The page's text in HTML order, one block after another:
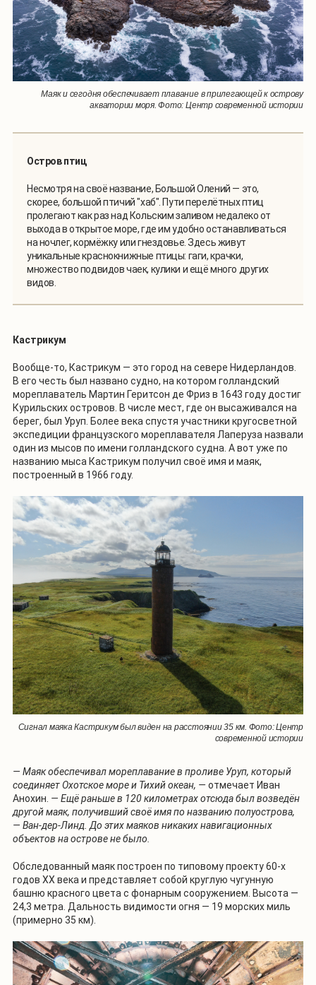
Маяк и сегодня обеспечивает плавание в прилегающей к острову
акватории моря. Фото: Центр современной истории
Остров птиц
Несмотря на своё название, Большой Олений — это,
скорее, большой птичий "хаб". Пути перелётных птиц
пролегают как раз над Кольским заливом недалеко от
выхода в открытое море, где им удобно останавливаться
на ночлег, кормёжку или гнездовье. Здесь живут
уникальные краснокнижные птицы: гаги, крачки,
множество подвидов чаек, кулики и ещё много других
видов.
Кастрикум
Вообще-то, Кастрикум — это город на севере Нидерландов.
В его честь был названо судно, на котором голландский
мореплаватель Мартин Геритсон де Фриз в 1643 году достиг
Курильских островов. В числе мест, где он высаживался на
берег, был Уруп. Более века спустя участники кругосветной
экспедиции французского мореплавателя Лаперуза назвали
один из мысов по имени голландского судна. А вот уже по
названию мыса Кастрикум получил своё имя и маяк,
построенный в 1966 году.
Сигнал маяка Кастрикум был виден на расстоянии 35 км. Фото: Центр
современной истории
— Маяк обеспечивал мореплавание в проливе Уруп, который
соединяет Охотское море и Тихий океан, — отмечает Иван
Анохин. — Ещё раньше в 120 километрах отсюда был возведён
другой маяк, получивший своё имя по названию полуострова,
— Ван-дер-Линд. До этих маяков никаких навигационных
объектов на острове не было.
Обследованный маяк построен по типовому проекту 60-х
годов XX века и представляет собой круглую чугунную
башню красного цвета с фонарным сооружением. Высота —
24,3 метра. Дальность видимости огня — 19 морских миль
(примерно 35 км).